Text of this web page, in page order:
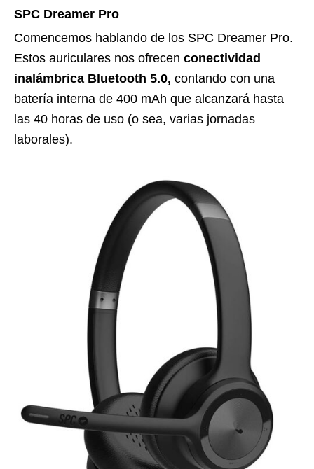
SPC Dreamer Pro
Comencemos hablando de los SPC Dreamer Pro.
Estos auriculares nos ofrecen conectividad
inalámbrica Bluetooth 5.0, contando con una
batería interna de 400 mAh que alcanzará hasta
las 40 horas de uso (o sea, varias jornadas
laborales).